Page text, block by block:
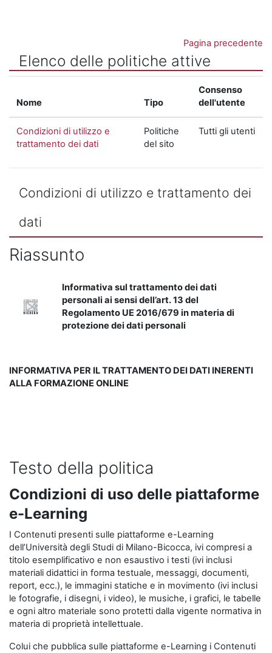
Pagina precedente
Elenco delle politiche attive
Nome Tipo
Consenso
dell'utente
Condizioni di utilizzo e
trattamento dei dati
Politiche
del sito
Tutti gli utenti
Condizioni di utilizzo e trattamento dei
dati
Riassunto
Informativa sul trattamento dei dati
personali ai sensi dell’art. 13 del
Regolamento UE 2016/679 in materia di
protezione dei dati personali
INFORMATIVA PER IL TRATTAMENTO DEI DATI INERENTI
ALLA FORMAZIONE ONLINE
Testo della politica
Condizioni di uso delle piattaforme
e-Learning
I Contenuti presenti sulle piattaforme e-Learning
dell’Università degli Studi di Milano-Bicocca, ivi compresi a
titolo esemplificativo e non esaustivo i testi (ivi inclusi
materiali didattici in forma testuale, messaggi, documenti,
report, ecc.), le immagini statiche e in movimento (ivi inclusi
le fotografie, i disegni, i video), le musiche, i grafici, le tabelle
e ogni altro materiale sono protetti dalla vigente normativa in
materia di proprietà intellettuale.
Colui che pubblica sulle piattaforme e-Learning i Contenuti